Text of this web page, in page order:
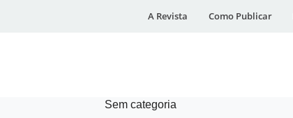
A Revista Como Publicar
Sem categoria